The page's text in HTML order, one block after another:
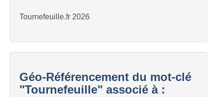
Tournefeuille.fr 2026
Géo-Référencement du mot-clé
"Tournefeuille" associé à :